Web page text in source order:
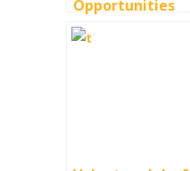
Opportunities